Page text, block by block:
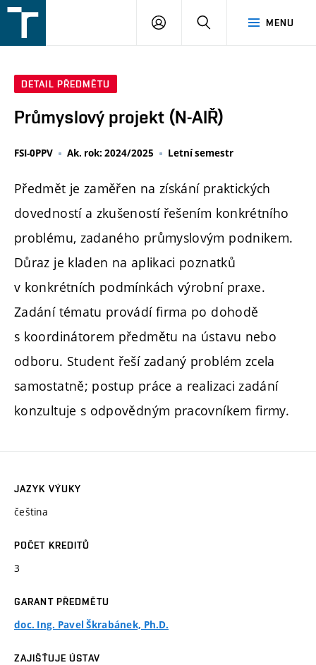
v
MENU
PŘIHLÁŠENÍ
DETAIL PŘEDMĚTU
Průmyslový projekt (N-AIŘ)
FSI-0PPV Ak. rok: 2024/2025 Letní semestr
Předmět je zaměřen na získání praktických
dovedností a zkušeností řešením konkrétního
problému, zadaného průmyslovým podnikem.
Důraz je kladen na aplikaci poznatků
v konkrétních podmínkách výrobní praxe.
Zadání tématu provádí firma po dohodě
s koordinátorem předmětu na ústavu nebo
odboru. Student řeší zadaný problém zcela
samostatně; postup práce a realizaci zadání
konzultuje s odpovědným pracovníkem firmy.
JAZYK VÝUKY
čeština
POČET KREDITŮ
3
GARANT PŘEDMĚTU
doc. Ing. Pavel Škrabánek, Ph.D.
ZAJIŠŤUJE ÚSTAV